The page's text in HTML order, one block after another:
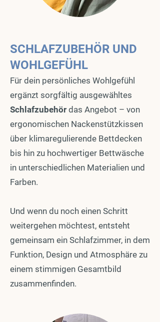
SCHLAFZUBEHÖR UND
WOHLGEFÜHL
Für dein persönliches Wohlgefühl
ergänzt sorgfältig ausgewähltes
Schlafzubehör das Angebot – von
ergonomischen Nackenstützkissen
über klimaregulierende Bettdecken
bis hin zu hochwertiger Bettwäsche
in unterschiedlichen Materialien und
Farben.
Und wenn du noch einen Schritt
weitergehen möchtest, entsteht
gemeinsam ein Schlafzimmer, in dem
Funktion, Design und Atmosphäre zu
einem stimmigen Gesamtbild
zusammenfinden.